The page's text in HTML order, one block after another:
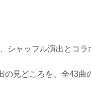
シャッフル演出とコ
見どころを、全43曲